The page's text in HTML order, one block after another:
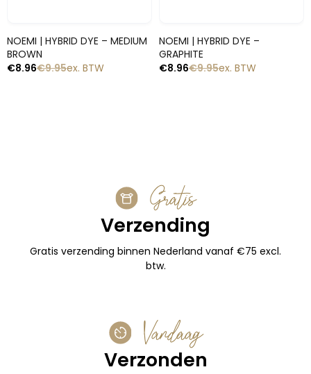
NOEMI | HYBRID DYE – MEDIUM
BROWN
€9.95
€8.96 ex. BTW
NOEMI | HYBRID DYE –
GRAPHITE
€9.95
€8.96 ex. BTW
Gratis
Verzending
Gratis verzending binnen Nederland vanaf €75 excl.
btw.
Vandaag
Verzonden